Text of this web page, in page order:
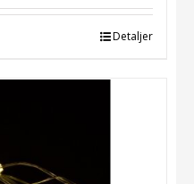
Detaljer